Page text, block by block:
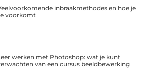
inbraakmethodes en hoe je
voorkomt
werken met Photoshop: wat je kunt
van een cursus beeldbewerking